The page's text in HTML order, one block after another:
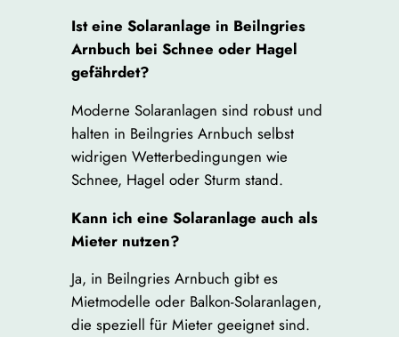
Ist eine Solaranlage in Beilngries
Arnbuch bei Schnee oder Hagel
gefährdet?
Moderne Solaranlagen sind robust und
halten in Beilngries Arnbuch selbst
widrigen Wetterbedingungen wie
Schnee, Hagel oder Sturm stand.
Kann ich eine Solaranlage auch als
Mieter nutzen?
Ja, in Beilngries Arnbuch gibt es
Mietmodelle oder Balkon-Solaranlagen,
die speziell für Mieter geeignet sind.